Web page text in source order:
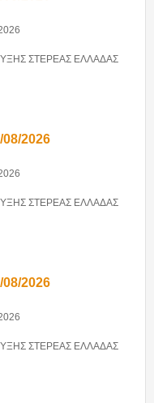
ΣΤΕΡΕΑΣ ΕΛΛΑΔΑΣ
2026
ΣΤΕΡΕΑΣ ΕΛΛΑΔΑΣ
2026
ΣΤΕΡΕΑΣ ΕΛΛΑΔΑΣ